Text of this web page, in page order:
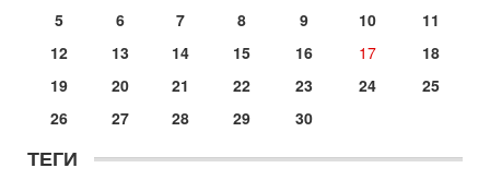
Президент США Дональд Трамп объявил о возобновлении
готовность к диалогу. По словам американского
2-08-2026, 08:42
02/08/2026
подготовленного удара по Ирану после обращений
5
6 7 8 9 10
11
12
13 14 15 16 17
18
19
20 21 22 23 24
25
26
27 28 29 30
ТЕГИ